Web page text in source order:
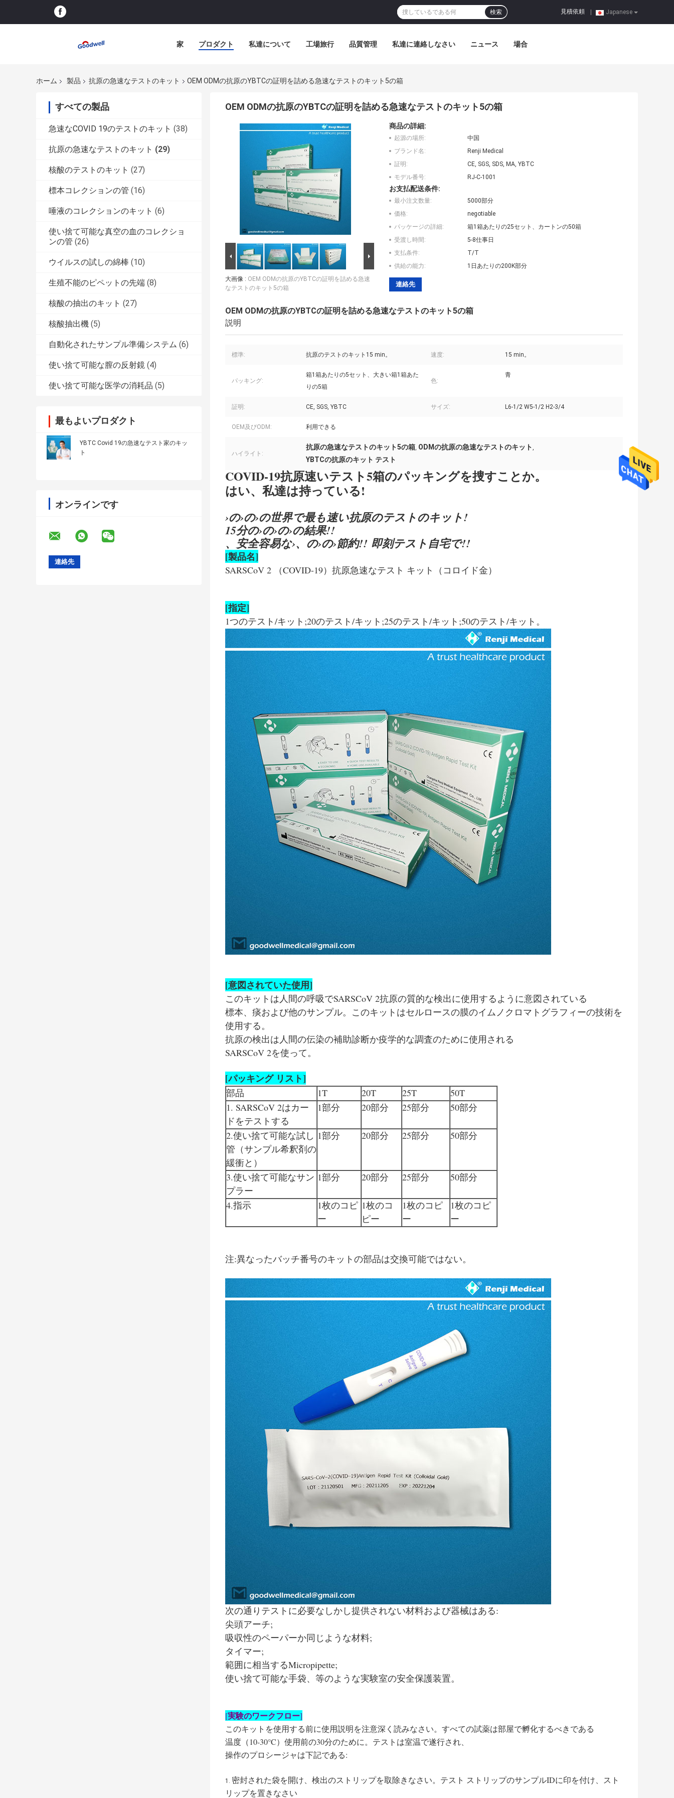
Japanese
見積依頼
検索
家 プロダクト 私達について 工場旅行 品質管理 私達に連絡しなさい ニュース 場合
ホーム 製品 抗原の急速なテストのキット OEM ODMの抗原のYBTCの証明を詰める急速なテストのキット5の箱
すべての製品
急速なCOVID 19のテストのキット (38)
抗原の急速なテストのキット (29)
核酸のテストのキット (27)
標本コレクションの管 (16)
唾液のコレクションのキット (6)
使い捨て可能な真空の血のコレクショ
ンの管 (26)
ウイルスの試しの綿棒 (10)
生殖不能のピペットの先端 (8)
核酸の抽出のキット (27)
核酸抽出機 (5)
自動化されたサンプル準備システム (6)
使い捨て可能な膣の反射鏡 (4)
使い捨て可能な医学の消耗品 (5)
最もよいプロダクト
YBTC Covid 19の急速なテスト家のキッ
ト
オンラインです
OEM ODMの抗原のYBTCの証明を詰める急速なテストのキット5の箱
大画像 : OEM ODMの抗原のYBTCの証明を詰める急速
なテストのキット5の箱
商品の詳細:
起源の場所:
中国
ブランド名:
Renji Medical
証明:
CE, SGS, SDS, MA, YBTC
モデル番号:
RJ-C-1001
お支払配送条件:
最小注文数量:
5000部分
価格:
negotiable
パッケージの詳細:
箱1箱あたりの25セット、カートンの50箱
受渡し時間:
5-8仕事日
支払条件:
T/T
供給の能力:
1日あたりの200K部分
連絡先
OEM ODMの抗原のYBTCの証明を詰める急速なテストのキット5の箱
説明
標準: 抗原のテストのキット15 min。 速度: 15 min。
パッキング:
箱1箱あたりの5セット、大きい箱1箱あた
りの5箱
色:
青
証明: CE, SGS, YBTC サイズ: L6-1/2 W5-1/2 H2-3/4
OEM及びODM: 利用できる
ハイライト:
抗原の急速なテストのキット5の箱, ODMの抗原の急速なテストのキット,
YBTCの抗原のキット テスト
COVID-19抗原速いテスト5箱のパッキングを捜すことか。
はい、私達は持っている!
›の›の›の世界で最も速い抗原のテストのキット!
15分の›の›の›の結果!!
、安全容易な›、の›の›節約!! 即刻テスト自宅で!!
[製品名]
SARSCoV 2 （COVID-19）抗原急速なテスト キット（コロイド金）
[指定]
1つのテスト/キット;20のテスト/キット;25のテスト/キット;50のテスト/キット。
[意図されていた使用]
このキットは人間の呼吸でSARSCoV 2抗原の質的な検出に使用するように意図されている
標本、痰および他のサンプル。このキットはセルロースの膜のイムノクロマトグラフィーの技術を
使用する。
抗原の検出は人間の伝染の補助診断か疫学的な調査のために使用される
SARSCoV 2を使って。
[パッキング リスト]
部品 1T 20T 25T
50T
1. SARSCoV 2はカー
ドをテストする
1部分 20部分 25部分 50部分
2.使い捨て可能な試し
管（サンプル希釈剤の
緩衝と）
1部分 20部分 25部分 50部分
3.使い捨て可能なサン
プラー
1部分 20部分 25部分 50部分
4.指示
1枚のコピ
ー
1枚のコ
ピー
1枚のコピ
ー
1枚のコピ
ー
注:異なったバッチ番号のキットの部品は交換可能ではない。
次の通りテストに必要なしかし提供されない材料および器械はある:
尖頭アーチ;
吸収性のペーパーか同じような材料;
タイマー;
範囲に相当するMicropipette;
使い捨て可能な手袋、等のような実験室の安全保護装置。
[実験のワークフロー]
このキットを使用する前に使用説明を注意深く読みなさい。すべての試薬は部屋で孵化するべきである
温度（10-30°C）使用前の30分のために。テストは室温で遂行され、
操作のプロシージャは下記である:
1. 密封された袋を開け、検出のストリップを取除きなさい。テスト ストリップのサンプルIDに印を付け、スト
リップを置きなさい